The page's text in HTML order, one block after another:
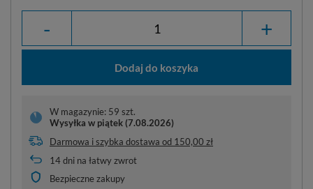
- +
Dodaj do koszyka
W magazynie: 59 szt.
Wysyłka w piątek (7.08.2026)
Darmowa i szybka dostawa od 150,00 zł
14dni na łatwy zwrot
Bezpieczne zakupy